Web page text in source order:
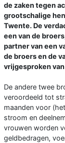
de zaken tegen
grootschalige
Twente. De
een van de
partner van een
de broers en de
vrijgesproken
De andere twee
veroordeeld tot
maanden voor
stroom en
vrouwen worden
geldbedragen,